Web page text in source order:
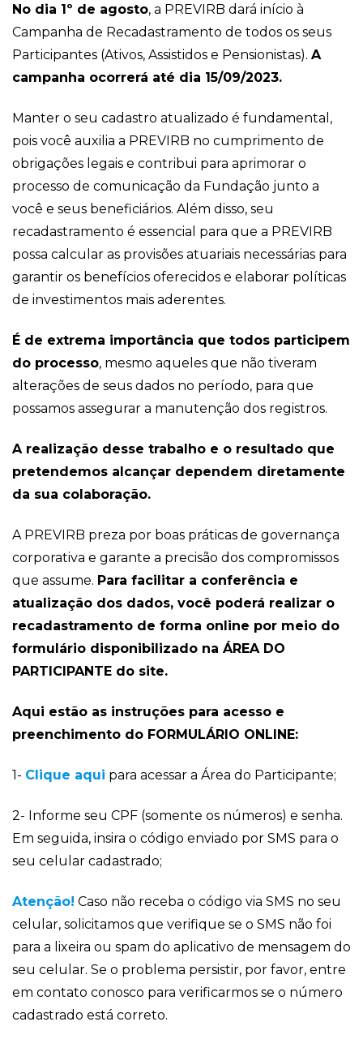
No dia 1º de agosto, a PREVIRB dará início à
Campanha de Recadastramento de todos os seus
Participantes (Ativos, Assistidos e Pensionistas). A
campanha ocorrerá até dia 15/09/2023.
Manter o seu cadastro atualizado é fundamental,
pois você auxilia a PREVIRB no cumprimento de
obrigações legais e contribui para aprimorar o
processo de comunicação da Fundação junto a
você e seus beneficiários. Além disso, seu
recadastramento é essencial para que a PREVIRB
possa calcular as provisões atuariais necessárias para
garantir os benefícios oferecidos e elaborar políticas
de investimentos mais aderentes.
É de extrema importância que todos participem
do processo, mesmo aqueles que não tiveram
alterações de seus dados no período, para que
possamos assegurar a manutenção dos registros.
A realização desse trabalho e o resultado que
pretendemos alcançar dependem diretamente
da sua colaboração.
A PREVIRB preza por boas práticas de governança
corporativa e garante a precisão dos compromissos
que assume. Para facilitar a conferência e
atualização dos dados, você poderá realizar o
recadastramento de forma online por meio do
formulário disponibilizado na ÁREA DO
PARTICIPANTE do site.
Aqui estão as instruções para acesso e
preenchimento do FORMULÁRIO ONLINE:
1- Clique aqui para acessar a Área do Participante;
2- Informe seu CPF (somente os números) e senha.
Em seguida, insira o código enviado por SMS para o
seu celular cadastrado;
Atenção! Caso não receba o código via SMS no seu
celular, solicitamos que verifique se o SMS não foi
para a lixeira ou spam do aplicativo de mensagem do
seu celular. Se o problema persistir, por favor, entre
em contato conosco para verificarmos se o número
cadastrado está correto.